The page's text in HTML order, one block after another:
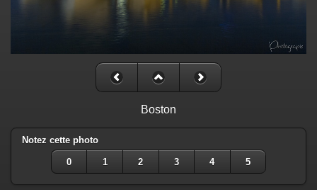
Boston
Notez cette photo
0 1 2 3 4 5